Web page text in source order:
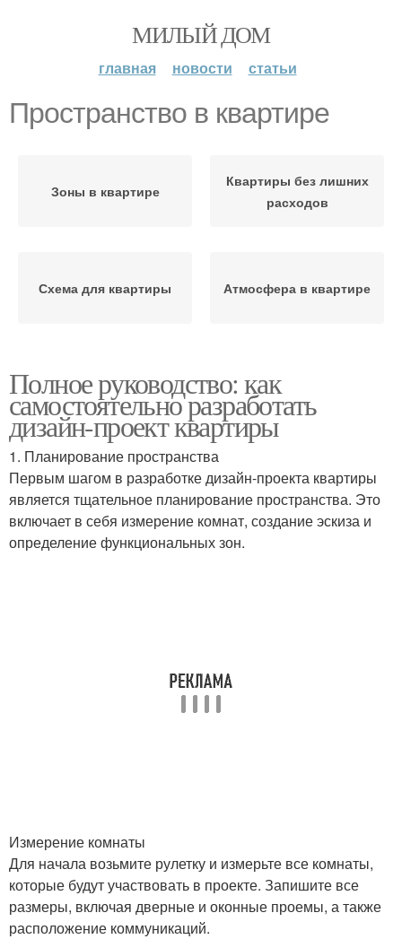
МИЛЫЙ ДОМ
главная новости статьи
Пространство в квартире
Зоны в квартире
Квартиры без лишних
расходов
Схема для квартиры Атмосфера в квартире
Полное руководство: как
самостоятельно разработать
дизайн-проект квартиры
1. Планирование пространства
Первым шагом в разработке дизайн-проекта квартиры
является тщательное планирование пространства. Это
включает в себя измерение комнат, создание эскиза и
определение функциональных зон.
Измерение комнаты
Для начала возьмите рулетку и измерьте все комнаты,
которые будут участвовать в проекте. Запишите все
размеры, включая дверные и оконные проемы, а также
расположение коммуникаций.